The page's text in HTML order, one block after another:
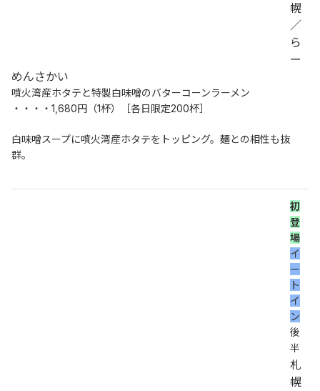
幌
／
ら
ー
めんさかい
噴火湾産ホタテと特製白味噌のバターコーンラーメン
・・・・1,680円（1杯）［各日限定200杯］
白味噌スープに噴火湾産ホタテをトッピング。麺との相性も抜
群。
初
登
場
イ
ー
ト
イ
ン
後
半
札
幌